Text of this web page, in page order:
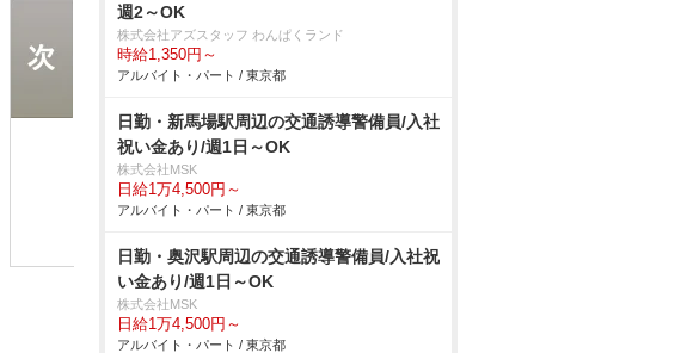
週2～OK
株式会社アズスタッフ わんぱくランド
時給1,350円～
アルバイト・パート / 東京都
日勤・新馬場駅周辺の交通誘導警備員/入社
祝い金あり/週1日～OK
株式会社MSK
日給1万4,500円～
アルバイト・パート / 東京都
日勤・奥沢駅周辺の交通誘導警備員/入社祝
い金あり/週1日～OK
株式会社MSK
日給1万4,500円～
アルバイト・パート / 東京都